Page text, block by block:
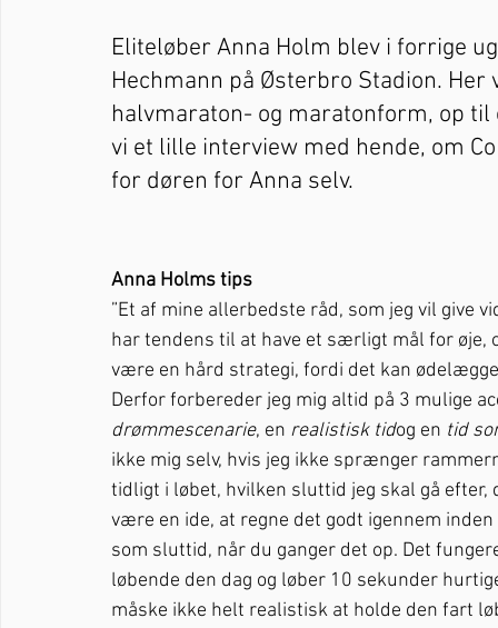
Eliteløber Anna Holm blev i forrige
Hechmann på Østerbro Stadion.
halvmaraton- og maratonform, op
vi et lille interview med hende, om
for døren for Anna selv.
Anna Holms tips
”Et af mine allerbedste råd, som jeg vil give
har tendens til at have et særligt mål for øje,
være en hård strategi, fordi det kan
Derfor forbereder jeg mig altid på 3 mulige
drømmescenarie, en realistisk tidog en tid
ikke mig selv, hvis jeg ikke sprænger
tidligt i løbet, hvilken sluttid jeg skal gå
være en ide, at regne det godt igennem
som sluttid, når du ganger det op. Det
løbende den dag og løber 10 sekunder
måske ikke helt realistisk at holde den fart